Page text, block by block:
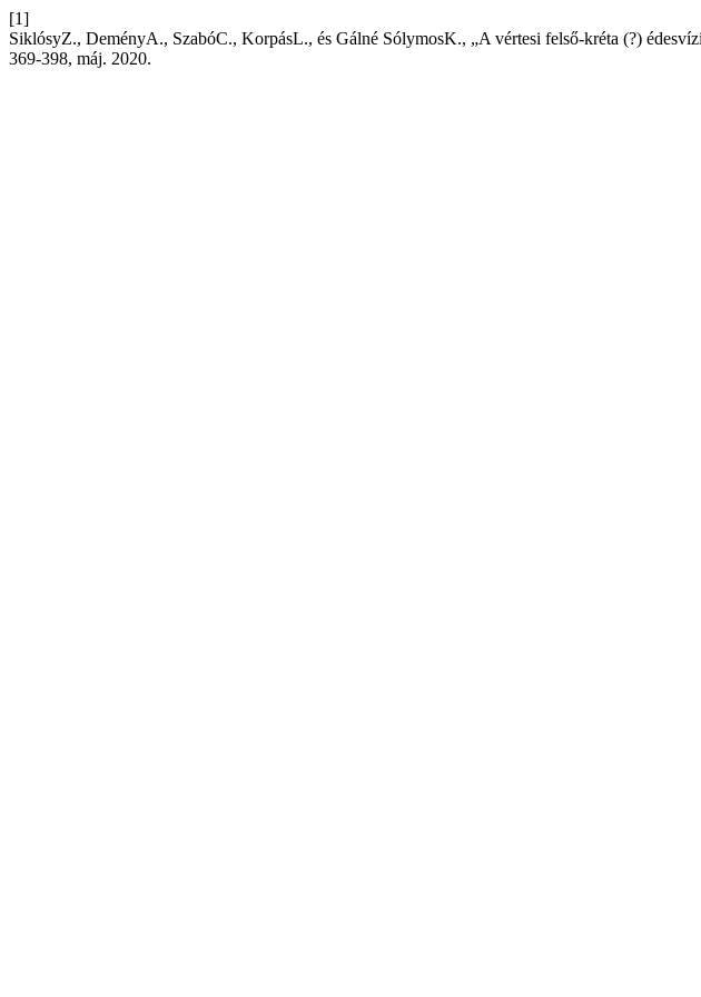
[1]
SiklósyZ., DeményA., SzabóC., KorpásL., és Gálné SólymosK., „A vértesi felső-kréta (?)
369-398, máj. 2020.